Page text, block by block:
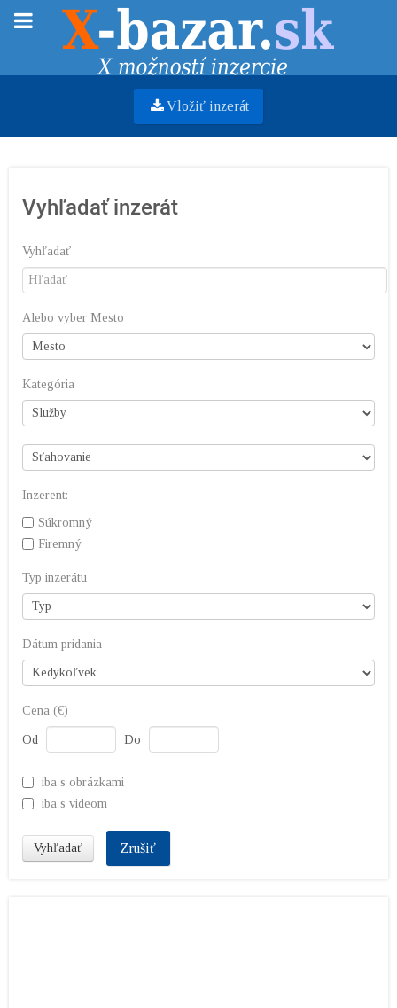
Vložiť inzerát
Vyhľadať inzerát
Vyhľadať
Alebo vyber Mesto
Kategória
Inzerent:
Súkromný
Firemný
Typ inzerátu
Dátum pridania
Cena (€)
Od Do
iba s obrázkami
iba s videom
Vyhľadať Zrušiť